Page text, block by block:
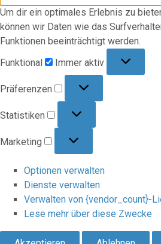
Um dir ein optimales Erlebnis zu
können wir Daten wie das
Funktionen beeinträchtigt werden.
Funktional
Immer aktiv
Präferenzen
Statistiken
Marketing
Optionen verwalten
Dienste verwalten
Verwalten von {vendor_count}-
Lese mehr über diese Zwecke